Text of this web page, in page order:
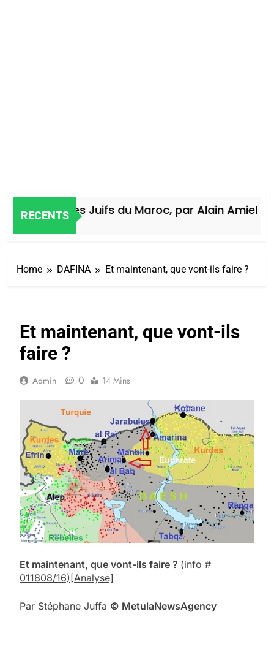
RECENTS
Histoire des Juifs du Maroc, par Alain Amiel
Home DAFINA Et maintenant, que vont-ils faire ?
Et maintenant, que vont-ils
faire ?
Admin 0 14 Mins
Et maintenant, que vont-ils faire ? (info #
011808/16)[Analyse]
Par Stéphane Juffa © MetulaNewsAgency